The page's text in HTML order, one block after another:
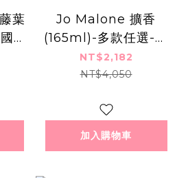
葉
際
燭
Jo Malone 擴香
(165ml)-多款任選-國
際航空版
NT$2,182
NT$4,050
加入購物車